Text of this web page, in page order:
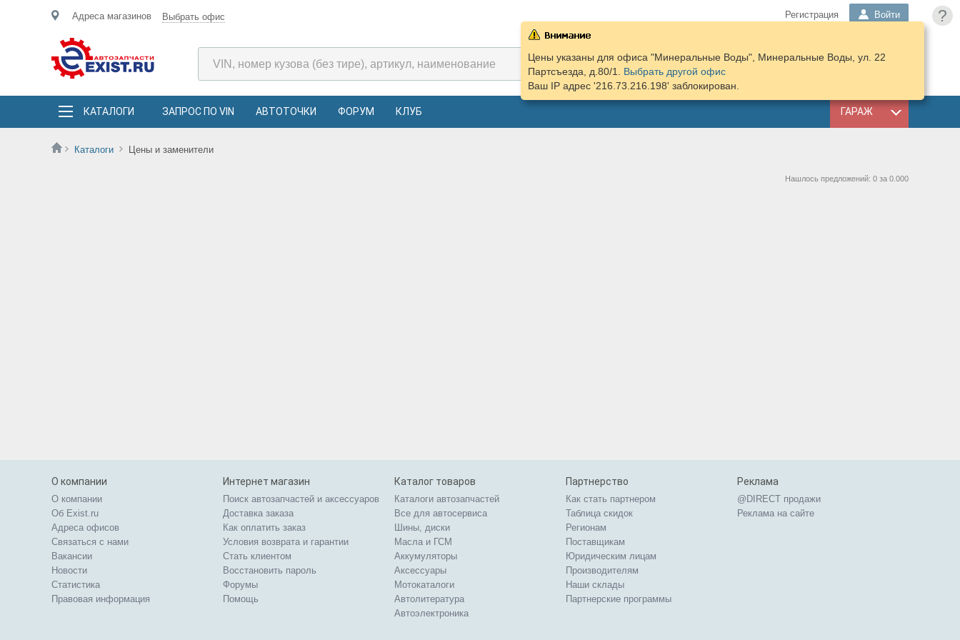
?
Адреса магазинов Выбрать офис Регистрация Войти
КОРЗИНА
ПОДОБРАТЬ
КАТАЛОГИ ЗАПРОС ПО VIN АВТОТОЧКИ ФОРУМ КЛУБ ГАРАЖ
Каталоги Цены и заменители
Цены указаны для офиса "Минеральные Воды", Минеральные Воды, ул. 22
Партсъезда, д.80/1. Выбрать другой офис
Ваш IP адрес '216.73.216.198' заблокирован.
Нашлось предложений: 0 за 0.000
О компании
О компании
Об Exist.ru
Адреса офисов
Связаться с нами
Вакансии
Новости
Статистика
Правовая информация
Интернет магазин
Поиск автозапчастей и аксессуаров
Доставка заказа
Как оплатить заказ
Условия возврата и гарантии
Стать клиентом
Восстановить пароль
Форумы
Помощь
Каталог товаров
Каталоги автозапчастей
Все для автосервиса
Шины, диски
Масла и ГСМ
Аккумуляторы
Аксессуары
Мотокаталоги
Автолитература
Автоэлектроника
Партнерство
Как стать партнером
Таблица скидок
Регионам
Поставщикам
Юридическим лицам
Производителям
Наши склады
Партнерские программы
Реклама
@DIRECT продажи
Реклама на сайте